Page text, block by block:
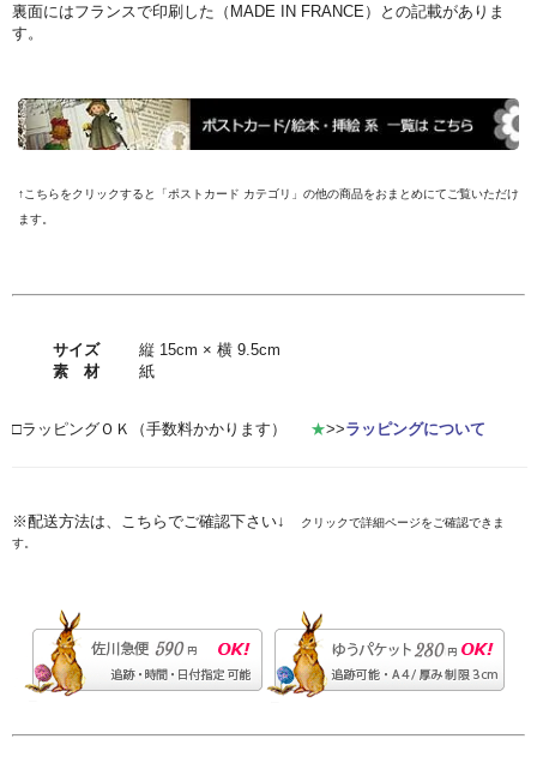
裏面にはフランスで印刷した（MADE IN FRANCE）との記載がありま
す。
↑こちらをクリックすると「ポストカード カテゴリ」の他の商品をおまとめにてご覧いただけ
ます。
サイズ
縦 15cm × 横 9.5cm
素 材
紙
□ラッピングＯＫ（手数料かかります） ★>>ラッピングについて
※配送方法は、こちらでご確認下さい↓
クリックで詳細ページをご確認できま
す。